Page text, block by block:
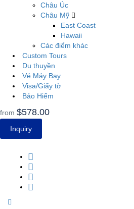
Châu Úc
Châu Mỹ
East Coast
Hawaii
Các điểm khác
Custom Tours
Du thuyền
Vé Máy Bay
Visa/Giấy tờ
Bảo Hiểm
from $578.00
Inquiry